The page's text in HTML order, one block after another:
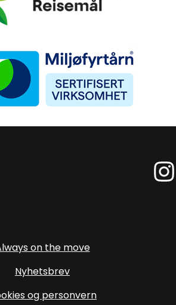
on the move
Nyhetsbrev
og personvern